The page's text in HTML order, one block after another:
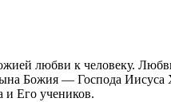
любви к человеку.
Божия — Господа Иисуса
и Его учеников.